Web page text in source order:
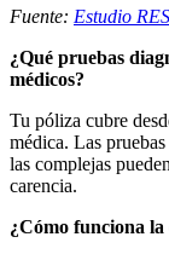
Fuente: Estudio
¿Qué pruebas
médicos?
Tu póliza cubre
médica. Las
las complejas
carencia.
¿Cómo funciona